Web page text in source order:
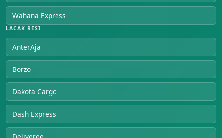
Wahana Express
LACAK RESI
AnterAja
Borzo
Dakota Cargo
Dash Express